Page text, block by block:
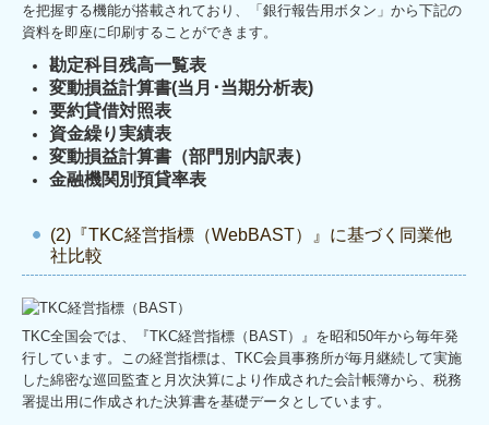
を把握する機能が搭載されており、「銀行報告用ボタン」から下記の
資料を即座に印刷することができます。
勘定科目残高一覧表
変動損益計算書(当月･当期分析表)
要約貸借対照表
資金繰り実績表
変動損益計算書（部門別内訳表）
金融機関別預貸率表
(2)『TKC経営指標（WebBAST）』に基づく同業他
社比較
TKC全国会では、『TKC経営指標（BAST）』を昭和50年から毎年発
行しています。この経営指標は、TKC会員事務所が毎月継続して実施
した綿密な巡回監査と月次決算により作成された会計帳簿から、税務
署提出用に作成された決算書を基礎データとしています。